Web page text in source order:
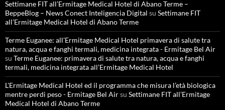
Settimane FIT all’Ermitage Medical Hotel di Abano Terme –
BeppeBlog – News Conect Inteligencia Digital su Settimane FIT
all’Ermitage Medical Hotel di Abano Terme
Terme Euganee: all’Ermitage Medical Hotel primavera di salute tra
natura, acqua e fanghi termali, medicina integrata - Ermitage Bel Air
su Terme Euganee: primavera di salute tra natura, acqua e fanghi
termali, medicina integrata all’Ermitage Medical Hotel
L'Ermitage Medical Hotel ed il programma che misura l’età biologica
mentre perdi peso - Ermitage Bel Airsu Settimane FIT all’Ermitage
Medical Hotel di Abano Terme